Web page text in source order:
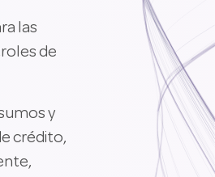
las
de
y
crédito,